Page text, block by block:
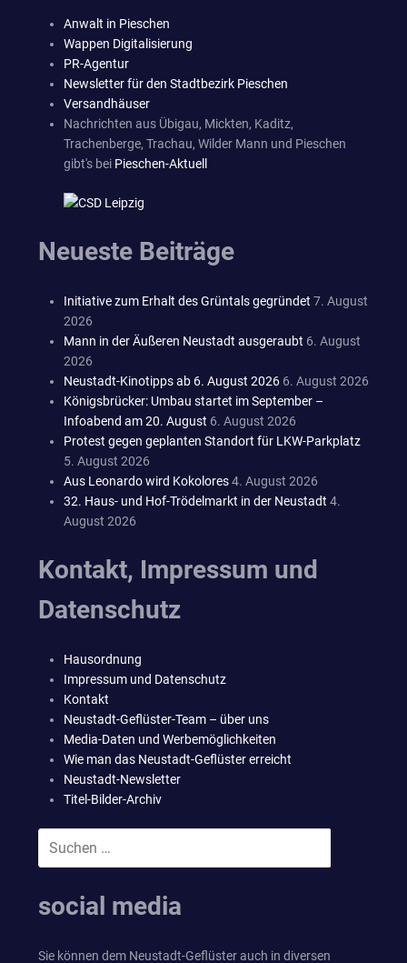
Anwalt in Pieschen
Wappen Digitalisierung
PR-Agentur
Newsletter für den Stadtbezirk Pieschen
Versandhäuser
Nachrichten aus Übigau, Mickten, Kaditz,
Trachenberge, Trachau, Wilder Mann und Pieschen
gibt's bei Pieschen-Aktuell
Neueste Beiträge
Initiative zum Erhalt des Grüntals gegründet 7. August
2026
Mann in der Äußeren Neustadt ausgeraubt 6. August
2026
Neustadt-Kinotipps ab 6. August 2026 6. August 2026
Königsbrücker: Umbau startet im September –
Infoabend am 20. August 6. August 2026
Protest gegen geplanten Standort für LKW-Parkplatz
5. August 2026
Aus Leonardo wird Kokolores4. August 2026
32. Haus- und Hof-Trödelmarkt in der Neustadt 4.
August 2026
Kontakt, Impressum und
Datenschutz
Hausordnung
Impressum und Datenschutz
Kontakt
Neustadt-Geflüster-Team – über uns
Media-Daten und Werbemöglichkeiten
Wie man das Neustadt-Geflüster erreicht
Neustadt-Newsletter
Titel-Bilder-Archiv
social media
Sie können dem Neustadt-Geflüster auch in diversen